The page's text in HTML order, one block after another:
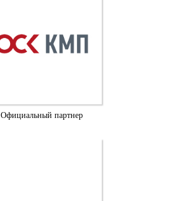
Официальный партнер